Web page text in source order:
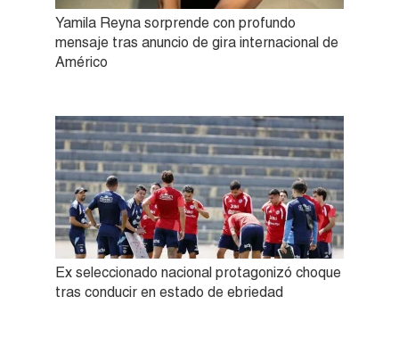
Yamila Reyna sorprende con profundo
mensaje tras anuncio de gira internacional de
Américo
Ex seleccionado nacional protagonizó choque
tras conducir en estado de ebriedad